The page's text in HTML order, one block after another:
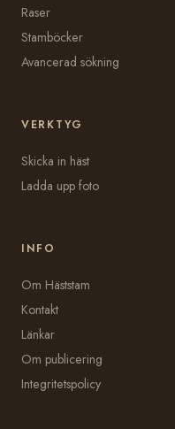
Raser
Stamböcker
Avancerad sökning
VERKTYG
Skicka in häst
Ladda upp foto
INFO
Om Häststam
Kontakt
Länkar
Om publicering
Integritetspolicy